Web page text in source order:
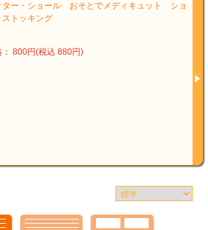
ター・ショール おそとでメディキュット ショ
ストッキング
： 800円(税込 880円)